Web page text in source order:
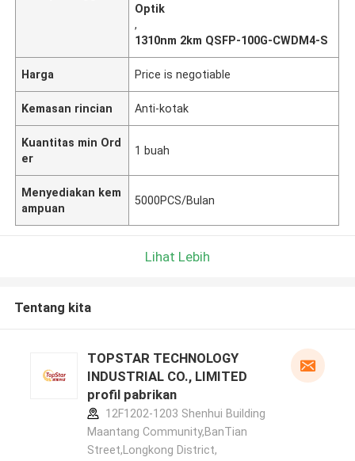
Optik
,
1310nm 2km QSFP-100G-CWDM4-S
Harga Price is negotiable
Kemasan rincian Anti-kotak
Kuantitas min Ord
er
1 buah
Menyediakan kem
ampuan
5000PCS/Bulan
Lihat Lebih
Tentang kita
TOPSTAR TECHNOLOGY
INDUSTRIAL CO., LIMITED
profil pabrikan
12F1202-1203 Shenhui Building
Maantang Community,BanTian
Street,Longkong District,